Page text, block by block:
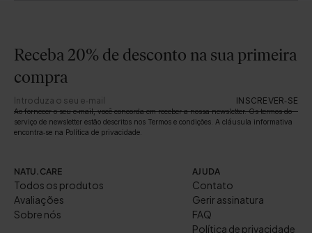
NATU.CARE
Todos os produtos
Avaliações
Sobre nós
AJUDA
Contato
Gerir assinatura
FAQ
Política de privacidade
Receba 20% de desconto na sua primeira
compra
INSCREVER‑SE
Ao fornecer o seu e‑mail, você concorda em receber a nossa newsletter. Os termos do
serviço de newsletter estão descritos nos Termos e condições. A cláusula informativa
encontra‑se na Política de privacidade.